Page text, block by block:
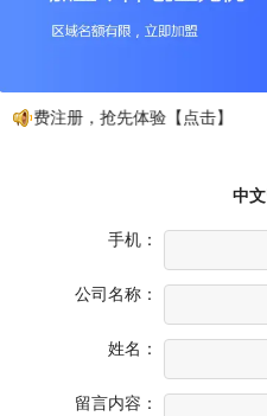
费注册，抢先体验【点击】
中
手机：
公司名称：
姓名：
留言内容：